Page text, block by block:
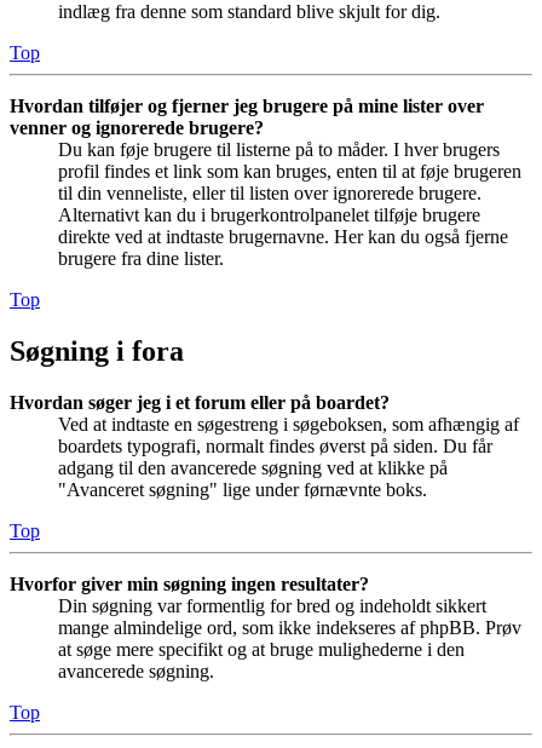
indlæg fra denne som standard blive skjult for dig.
Top
Hvordan tilføjer og fjerner jeg brugere på mine lister over
venner og ignorerede brugere?
Du kan føje brugere til listerne på to måder. I hver brugers
profil findes et link som kan bruges, enten til at føje brugeren
til din venneliste, eller til listen over ignorerede brugere.
Alternativt kan du i brugerkontrolpanelet tilføje brugere
direkte ved at indtaste brugernavne. Her kan du også fjerne
brugere fra dine lister.
Top
Søgning i fora
Hvordan søger jeg i et forum eller på boardet?
Ved at indtaste en søgestreng i søgeboksen, som afhængig af
boardets typografi, normalt findes øverst på siden. Du får
adgang til den avancerede søgning ved at klikke på
"Avanceret søgning" lige under førnævnte boks.
Top
Hvorfor giver min søgning ingen resultater?
Din søgning var formentlig for bred og indeholdt sikkert
mange almindelige ord, som ikke indekseres af phpBB. Prøv
at søge mere specifikt og at bruge mulighederne i den
avancerede søgning.
Top